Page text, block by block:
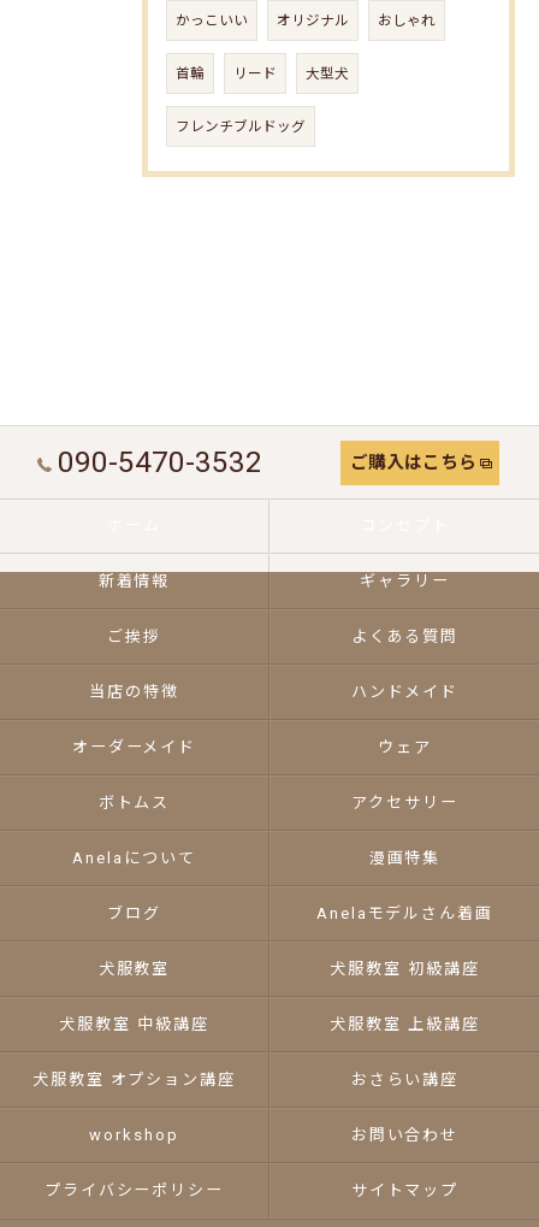
かっこいい オリジナル おしゃれ
首輪 リード 大型犬
フレンチブルドッグ
090-5470-3532 ご購入はこちら
新着情報 ギャラリー
ご挨拶 よくある質問
当店の特徴 ハンドメイド
オーダーメイド ウェア
ボトムス アクセサリー
Anelaについて 漫画特集
ブログ Anelaモデルさん着画
犬服教室 犬服教室 初級講座
犬服教室 中級講座 犬服教室 上級講座
犬服教室 オプション講座 おさらい講座
workshop お問い合わせ
プライバシーポリシー サイトマップ